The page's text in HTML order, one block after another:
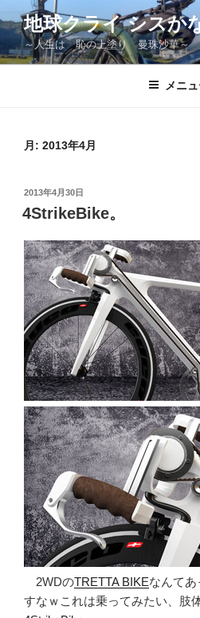
ン
テ
ン
地球クライ シスか
～人生は 恥の上塗り 曼珠沙華～
メニ
月: 2013年4月
投
稿
日:
2013年4月30日
4StrikeBike。
2WDのTRETTA BIKEなんて
すなｗこれは乗ってみたい、肢